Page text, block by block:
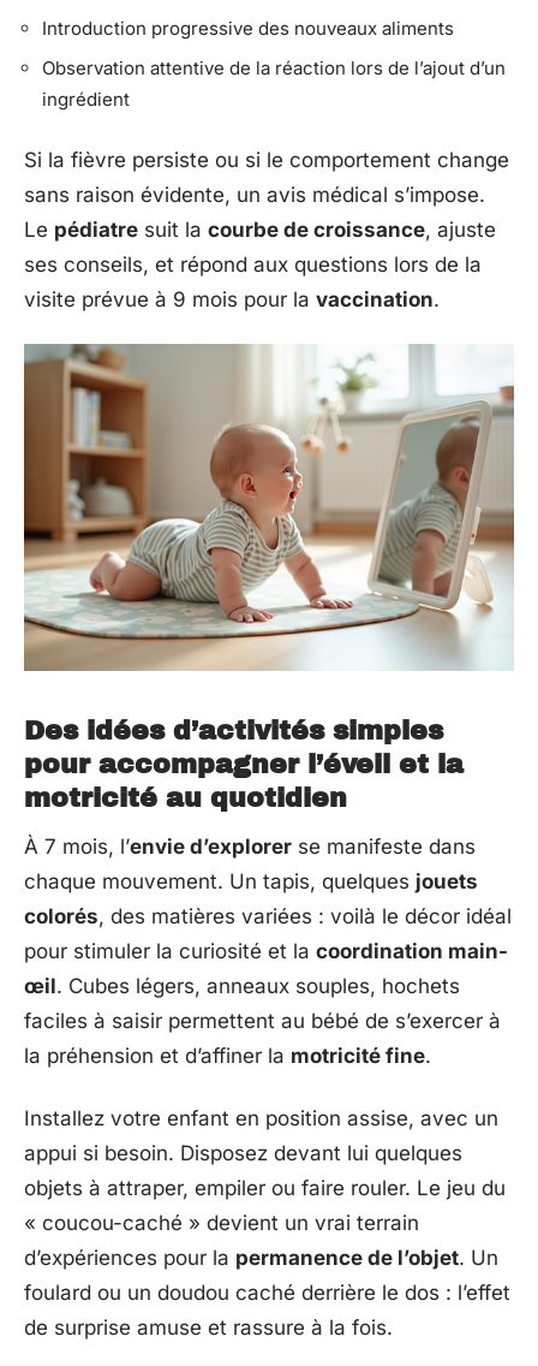
Introduction progressive des nouveaux aliments
Observation attentive de la réaction lors de l’ajout d’un
ingrédient
Si la fièvre persiste ou si le comportement change
sans raison évidente, un avis médical s’impose.
Le pédiatre suit la courbe de croissance, ajuste
ses conseils, et répond aux questions lors de la
visite prévue à 9 mois pour la vaccination.
Des idées d’activités simples
pour accompagner l’éveil et la
motricité au quotidien
À 7 mois, l’envie d’explorer se manifeste dans
chaque mouvement. Un tapis, quelques jouets
colorés, des matières variées : voilà le décor idéal
pour stimuler la curiosité et la coordination main-
œil. Cubes légers, anneaux souples, hochets
faciles à saisir permettent au bébé de s’exercer à
la préhension et d’affiner la motricité fine.
Installez votre enfant en position assise, avec un
appui si besoin. Disposez devant lui quelques
objets à attraper, empiler ou faire rouler. Le jeu du
« coucou-caché » devient un vrai terrain
d’expériences pour la permanence de l’objet. Un
foulard ou un doudou caché derrière le dos : l’effet
de surprise amuse et rassure à la fois.